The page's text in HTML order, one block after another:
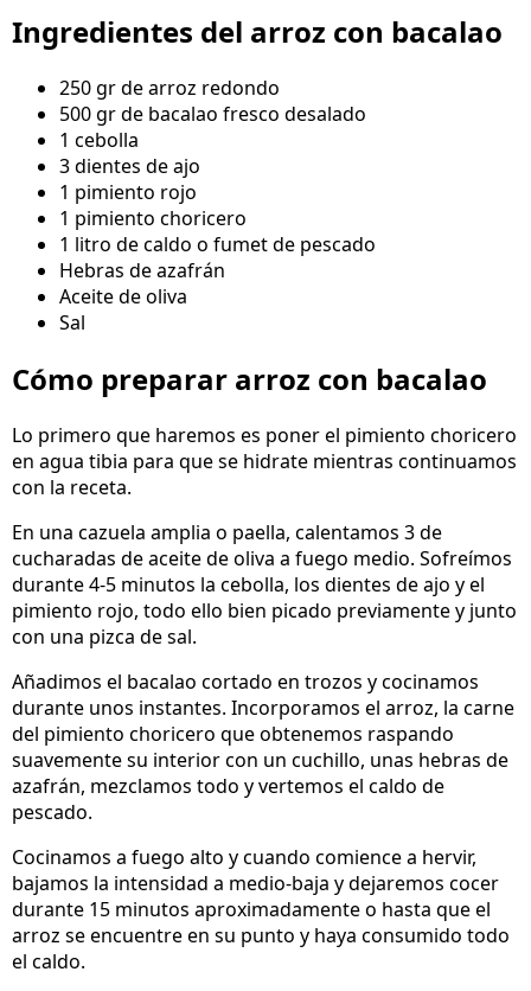
Ingredientes del arroz con bacalao
250 gr de arroz redondo
500 gr de bacalao fresco desalado
1 cebolla
3 dientes de ajo
1 pimiento rojo
1 pimiento choricero
1 litro de caldo o fumet de pescado
Hebras de azafrán
Aceite de oliva
Sal
Cómo preparar arroz con bacalao
Lo primero que haremos es poner el pimiento choricero
en agua tibia para que se hidrate mientras continuamos
con la receta.
En una cazuela amplia o paella, calentamos 3 de
cucharadas de aceite de oliva a fuego medio. Sofreímos
durante 4-5 minutos la cebolla, los dientes de ajo y el
pimiento rojo, todo ello bien picado previamente y junto
con una pizca de sal.
Añadimos el bacalao cortado en trozos y cocinamos
durante unos instantes. Incorporamos el arroz, la carne
del pimiento choricero que obtenemos raspando
suavemente su interior con un cuchillo, unas hebras de
azafrán, mezclamos todo y vertemos el caldo de
pescado.
Cocinamos a fuego alto y cuando comience a hervir,
bajamos la intensidad a medio-baja y dejaremos cocer
durante 15 minutos aproximadamente o hasta que el
arroz se encuentre en su punto y haya consumido todo
el caldo.